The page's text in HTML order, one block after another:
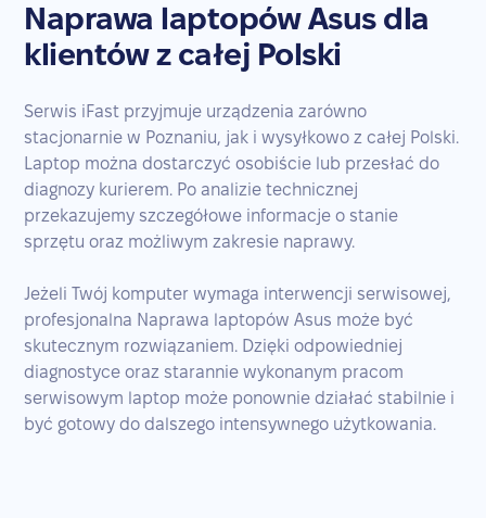
Naprawa laptopów Asus dla
klientów z całej Polski
Serwis iFast przyjmuje urządzenia zarówno
stacjonarnie w Poznaniu, jak i wysyłkowo z całej Polski.
Laptop można dostarczyć osobiście lub przesłać do
diagnozy kurierem. Po analizie technicznej
przekazujemy szczegółowe informacje o stanie
sprzętu oraz możliwym zakresie naprawy.
Jeżeli Twój komputer wymaga interwencji serwisowej,
profesjonalna Naprawa laptopów Asus może być
skutecznym rozwiązaniem. Dzięki odpowiedniej
diagnostyce oraz starannie wykonanym pracom
serwisowym laptop może ponownie działać stabilnie i
być gotowy do dalszego intensywnego użytkowania.